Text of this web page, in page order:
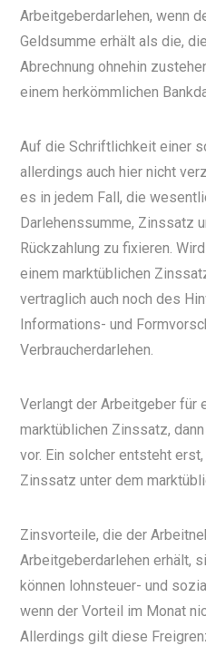
Arbeitgeberdarlehen, wenn
Geldsumme erhält als die,
Abrechnung ohnehin
einem herkömmlichen
Auf die Schriftlichkeit einer
allerdings auch hier nicht
es in jedem Fall, die
Darlehenssumme, Zinssatz
Rückzahlung zu fixieren.
einem marktüblichen
vertraglich auch noch des
Informations- und
Verbraucherdarlehen.
Verlangt der Arbeitgeber für
marktüblichen Zinssatz,
vor. Ein solcher entsteht
Zinssatz unter dem
Zinsvorteile, die der
Arbeitgeberdarlehen erhält,
können lohnsteuer- und
wenn der Vorteil im Monat
Allerdings gilt diese